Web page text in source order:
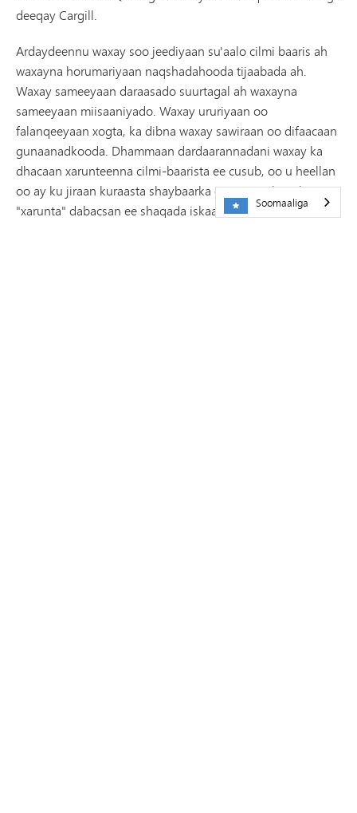
deeqay Cargill.
Ardaydeennu waxay soo jeediyaan su'aalo cilmi baaris ah
waxayna horumariyaan naqshadahooda tijaabada ah.
Waxay sameeyaan daraasado suurtagal ah waxayna
sameeyaan miisaaniyado. Waxay ururiyaan oo
falanqeeyaan xogta, ka dibna waxay sawiraan oo difaacaan
gunaanadkooda. Dhammaan dardaarannadani waxay ka
dhacaan xarunteenna cilmi-baarista ee cusub, oo u heellan
oo ay ku jiraan kuraasta shaybaarka qoyan iyo booska
"xarunta" dabacsan ee shaqada iskaashiga iyoSoomaaliga